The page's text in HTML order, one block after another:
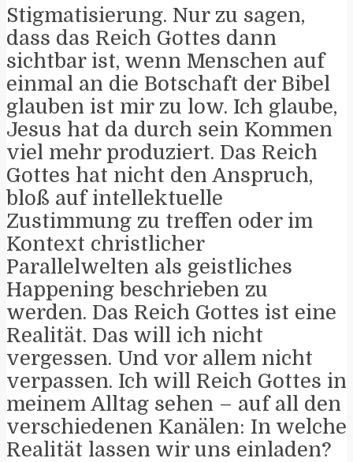
Stigmatisierung. Nur zu sagen,
dass das Reich Gottes dann
sichtbar ist, wenn Menschen auf
einmal an die Botschaft der Bibel
glauben ist mir zu low. Ich glaube,
Jesus hat da durch sein Kommen
viel mehr produziert. Das Reich
Gottes hat nicht den Anspruch,
bloß auf intellektuelle
Zustimmung zu treffen oder im
Kontext christlicher
Parallelwelten als geistliches
Happening beschrieben zu
werden. Das Reich Gottes ist eine
Realität. Das will ich nicht
vergessen. Und vor allem nicht
verpassen. Ich will Reich Gottes in
meinem Alltag sehen – auf all den
verschiedenen Kanälen: In welche
Realität lassen wir uns einladen?